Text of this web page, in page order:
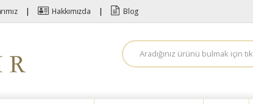
Hakkımızda Blog
A
r
a